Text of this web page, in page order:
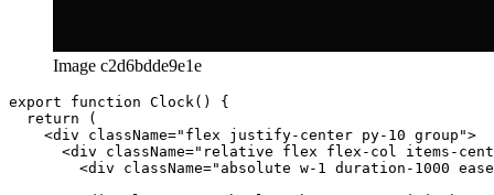
Image c2d6bdde9e1e
export function Clock() {